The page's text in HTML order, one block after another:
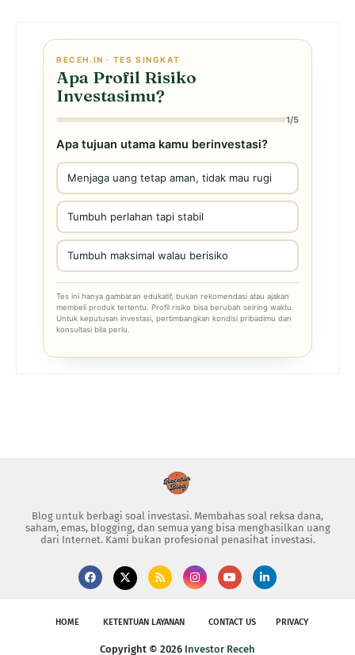
RECEH.IN · TES SINGKAT
Apa Profil Risiko
Investasimu?
1/5
Apa tujuan utama kamu berinvestasi?
Menjaga uang tetap aman, tidak mau rugi
Tumbuh perlahan tapi stabil
Tumbuh maksimal walau berisiko
Tes ini hanya gambaran edukatif, bukan rekomendasi atau ajakan
membeli produk tertentu. Profil risiko bisa berubah seiring waktu.
Untuk keputusan investasi, pertimbangkan kondisi pribadimu dan
konsultasi bila perlu.
Blog untuk berbagi soal investasi. Membahas soal reksa dana,
saham, emas, blogging, dan semua yang bisa menghasilkan uang
dari Internet. Kami bukan profesional penasihat investasi.
HOME KETENTUAN LAYANAN CONTACT US PRIVACY
Copyright © 2026 Investor Receh